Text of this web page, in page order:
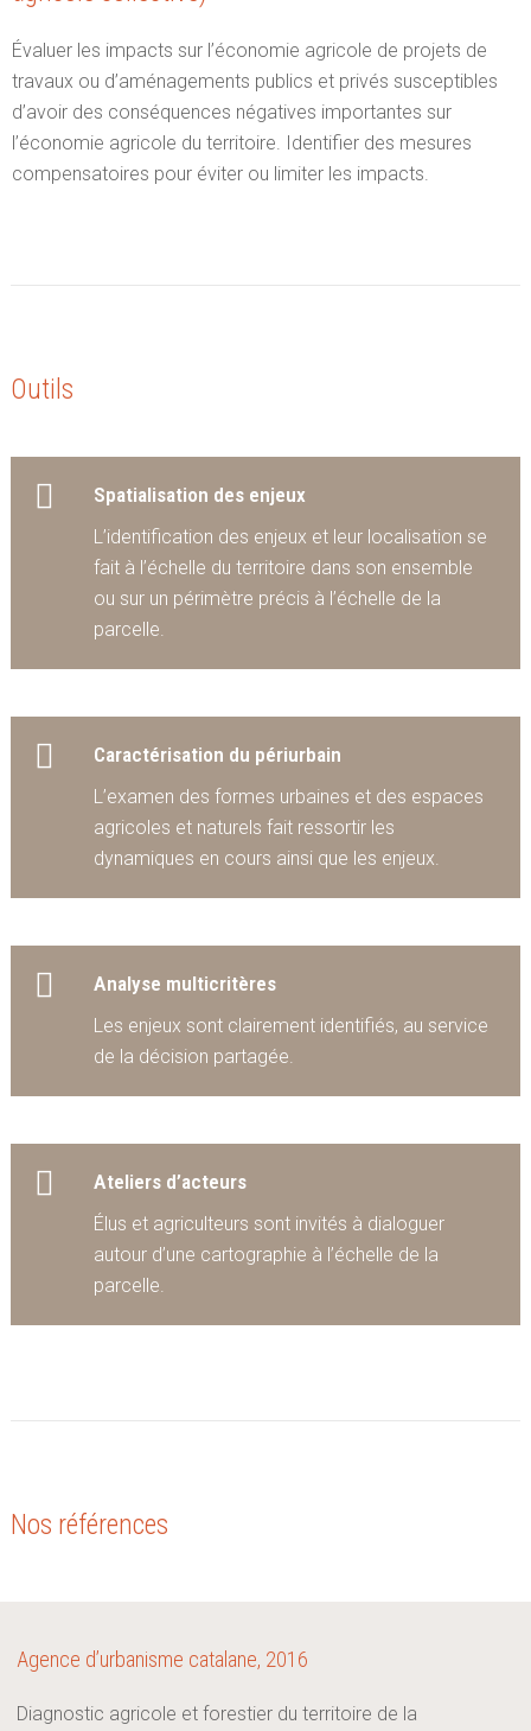
Évaluer les impacts sur l’économie agricole de projets de
travaux ou d’aménagements publics et privés susceptibles
d’avoir des conséquences négatives importantes sur
l’économie agricole du territoire. Identifier des mesures
compensatoires pour éviter ou limiter les impacts.
Outils
Spatialisation des enjeux
L’identification des enjeux et leur localisation se
fait à l’échelle du territoire dans son ensemble
ou sur un périmètre précis à l’échelle de la
parcelle.
Caractérisation du périurbain
L’examen des formes urbaines et des espaces
agricoles et naturels fait ressortir les
dynamiques en cours ainsi que les enjeux.
Analyse multicritères
Les enjeux sont clairement identifiés, au service
de la décision partagée.
Ateliers d’acteurs
Élus et agriculteurs sont invités à dialoguer
autour d’une cartographie à l’échelle de la
parcelle.
Nos références
Agence d’urbanisme catalane, 2016
Diagnostic agricole et forestier du territoire de la